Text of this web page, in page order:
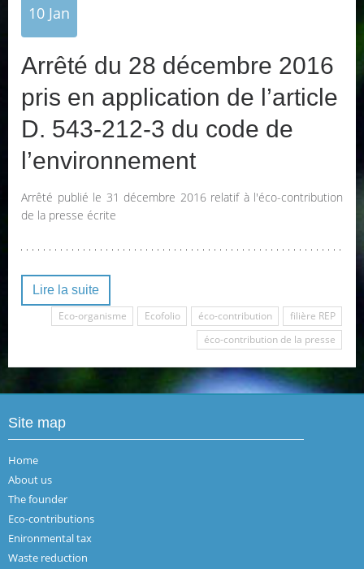
10 Jan
Arrêté du 28 décembre 2016
pris en application de l’article
D. 543-212-3 du code de
l’environnement
Arrêté publié le 31 décembre 2016 relatif à l'éco-contribution
de la presse écrite
Lire la suite
Eco-organisme
Ecofolio éco-contribution
filière REP
éco-contribution de la presse
Site map
Home
About us
The founder
Eco-contributions
Enironmental tax
Waste reduction